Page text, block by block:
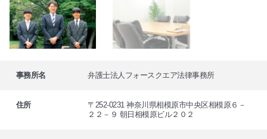
事務所名 弁護士法人フォースクエア法律事務所
住所
〒252-0231 神奈川県相模原市中央区相模原６－
２２－９ 朝日相模原ビル２０２